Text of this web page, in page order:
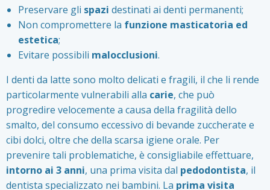
Preservare gli spazi destinati ai denti permanenti;
Non compromettere la funzione masticatoria ed
estetica;
Evitare possibili malocclusioni.
I denti da latte sono molto delicati e fragili, il che li rende
particolarmente vulnerabili alla carie, che può
progredire velocemente a causa della fragilità dello
smalto, del consumo eccessivo di bevande zuccherate e
cibi dolci, oltre che della scarsa igiene orale. Per
prevenire tali problematiche, è consigliabile effettuare,
intorno ai 3 anni, una prima visita dal pedodontista, il
dentista specializzato nei bambini. La prima visita